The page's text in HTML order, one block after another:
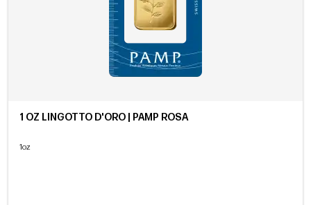
1 OZ LINGOTTO D'ORO | PAMP ROSA
1oz